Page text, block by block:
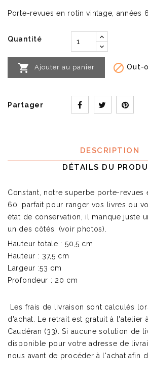
Porte-revues en rotin vintage, années
Quantité
 Ajouter au panier  Out-
Partager
DESCRIPTION
DÉTAILS DU
Constant, notre superbe porte-revues
60, parfait pour ranger vos livres ou
état de conservation, il manque juste
un des côtés. (voir photos).
Hauteur totale : 50,5 cm
Hauteur : 37,5 cm
Largeur :53 cm
Profondeur : 20 cm
Les frais de livraison sont calculés
d'achat. Le retrait est gratuit à l'atelier
Caudéran (33). Si aucune solution de
disponible pour votre adresse de
nous avant de procéder à l'achat afin